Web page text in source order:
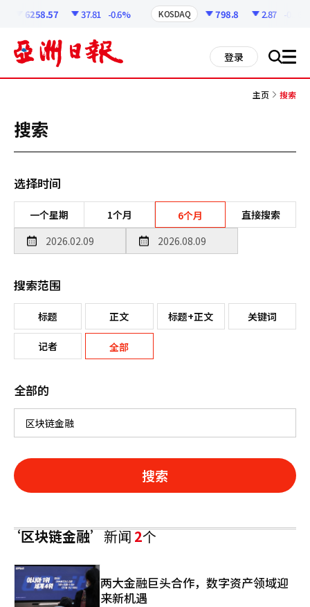
6258.57 37.81 -0.6% KOSDAQ 798.8 2.87 -0.36%
登录 搜 all
主页 搜索
搜索
选择时间
一个星期 1个月 6个月 直接搜索
搜索范围
标题 正文 标题+正文 关键词
记者 全部
全部的
搜索
‘区块链金融’新闻2个
两大金融巨头合作，数字资产领域迎
来新机遇